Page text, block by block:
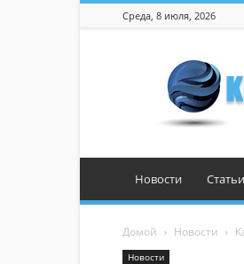
Среда, 8 июля, 2026
Новости Статьи
Домой Новости
Новости